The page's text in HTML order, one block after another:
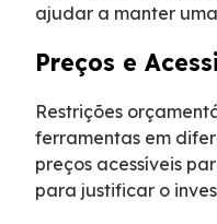
ajudar a manter
Preços e
Restrições
ferramentas em
preços acessíveis
para justificar o